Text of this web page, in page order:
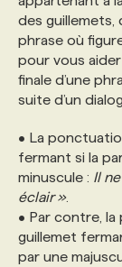
FAQ
des guillemets,
phrase où
pour vous
finale d’une
suite d’un
• La
fermant si la
minuscule : Il
éclair »
• Par contre,
guillemet
par une